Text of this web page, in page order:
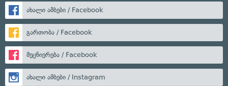
ახალი ამბები / Facebook
გართობა / Facebook
მეცნიერება / Facebook
ახალი ამბები / Instagram